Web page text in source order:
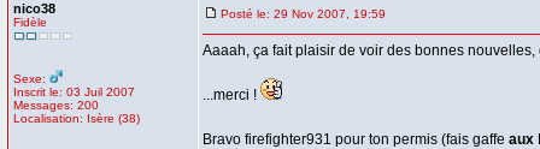
nico38
Fidèle
Sexe:
Inscrit le: 03 Juil 2007
Messages: 200
Localisation: Isère (38)
Posté le: 29 Nov 2007, 19:59
Aaaah, ça fait plaisir de voir des bonnes
...merci !
Bravo firefighter931 pour ton permis (fais gaffe aux